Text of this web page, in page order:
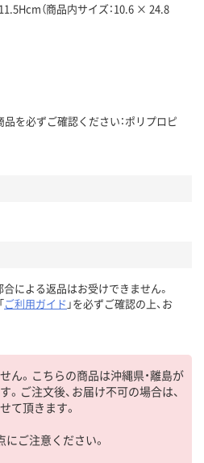
（商品内サイズ：10.6 × 24.8
を必ずご確認ください：ポリプロピ
合による返品はお受けできません。
ご利用ガイド 」を必ずご確認の上、お
ん。こちらの商品は沖縄県・離島が
。ご注文後、お届け不可の場合は、
て頂きます。
にご注意ください。